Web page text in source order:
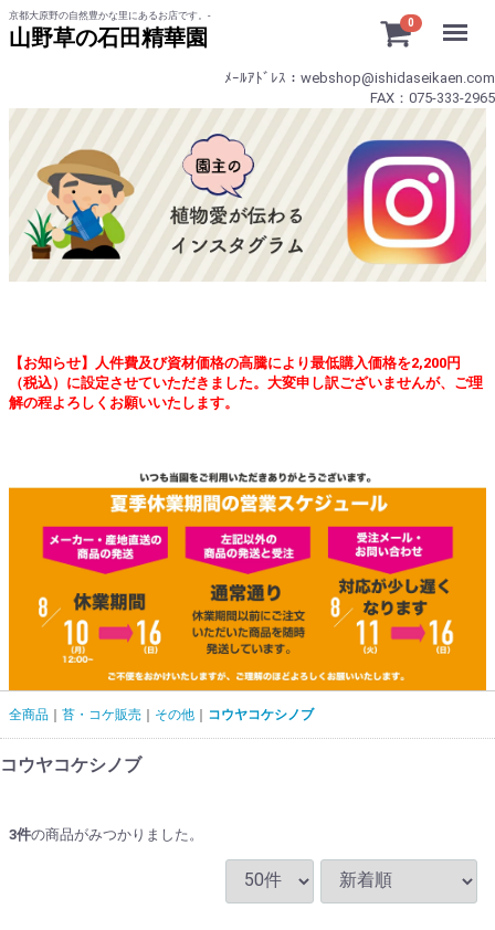
京都大原野の自然豊かな里にあるお店です。-
山野草の石田精華園
0
ﾒｰﾙｱﾄﾞﾚｽ：webshop@ishidaseikaen.com
FAX：075-333-2965
【お知らせ】人件費及び資材価格の高騰により最低購入価格を2,200円
（税込）に設定させていただきました。大変申し訳ございませんが、ご理
解の程よろしくお願いいたします。
全商品 苔・コケ販売 その他 コウヤコケシノブ
コウヤコケシノブ
3件の商品がみつかりました。